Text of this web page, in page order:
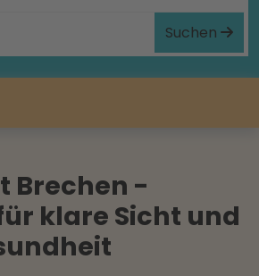
Suchen
Brechen -
klare Sicht und